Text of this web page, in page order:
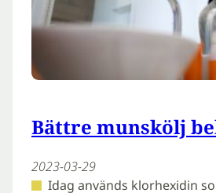
Bättre munskölj
2023-03-29
Idag används klorhexidin